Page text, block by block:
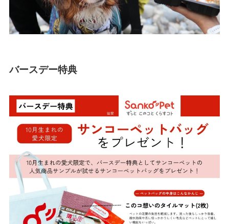
バースデー特典